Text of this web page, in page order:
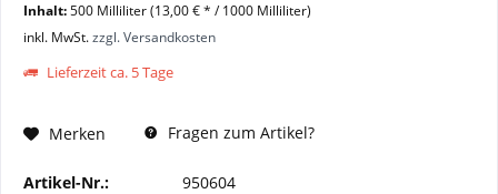
Inhalt:500 Milliliter (13,00 € * / 1000 Milliliter)
inkl. MwSt.zzgl. Versandkosten
Lieferzeit ca. 5 Tage
Merken Fragen zum Artikel?
Artikel-Nr.: 950604